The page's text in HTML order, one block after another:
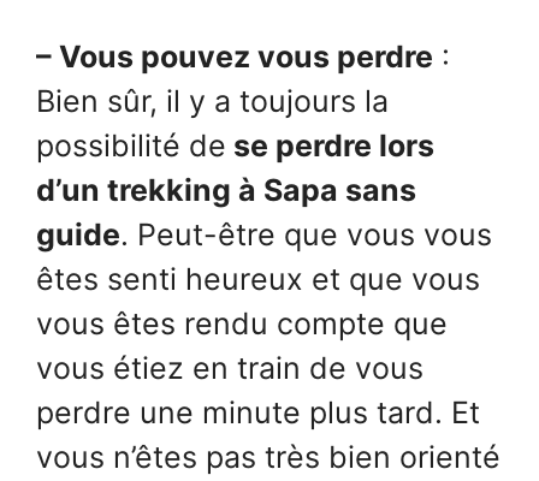
– Vous pouvez vous perdre :
Bien sûr, il y a toujours la
possibilité de se perdre lors
d’un trekking à Sapa sans
guide. Peut-être que vous vous
êtes senti heureux et que vous
vous êtes rendu compte que
vous étiez en train de vous
perdre une minute plus tard. Et
vous n’êtes pas très bien orienté